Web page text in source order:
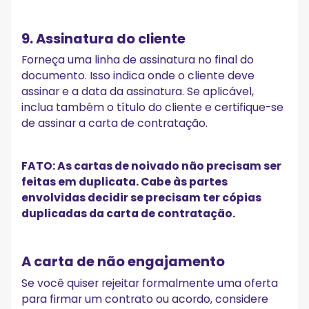
9. Assinatura do cliente
Forneça uma linha de assinatura no final do
documento. Isso indica onde o cliente deve
assinar e a data da assinatura. Se aplicável,
inclua também o título do cliente e certifique-se
de assinar a carta de contratação.
FATO: As cartas de noivado não precisam ser
feitas em duplicata. Cabe às partes
envolvidas decidir se precisam ter cópias
duplicadas da carta de contratação.
A carta de não engajamento
Se você quiser rejeitar formalmente uma oferta
para firmar um contrato ou acordo, considere